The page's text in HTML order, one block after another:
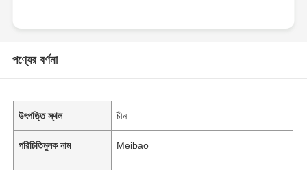
পণ্যের বর্ণনা
উৎপত্তি স্থল চীন
পরিচিতিমুলক নাম Meibao